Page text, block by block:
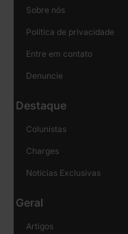
Sobre nós
Política de privacidade
Entre em contato
Denuncie
Destaque
Colunistas
Charges
Notícias Exclusivas
Geral
Artigos